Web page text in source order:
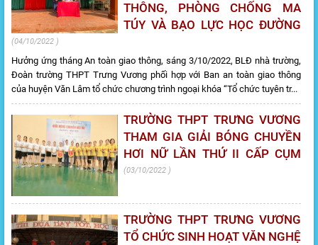
THÔNG, PHÒNG CHỐNG MA
TÚY VÀ BẠO LỰC HỌC ĐƯỜNG
04/10/2022
Hưởng ứng tháng An toàn giao thông, sáng 3/10/2022, BLĐ nhà trường,
Đoàn trường THPT Trưng Vương phối hợp với Ban an toàn giao thông
của huyện Văn Lâm tổ chức chương trình ngoại khóa “Tổ chức tuyên tr...
TRƯỜNG THPT TRƯNG VƯƠNG
THAM GIA GIẢI BÓNG CHUYỀN
HƠI NỮ LẦN THỨ II CẤP CỤM
03/10/2022
TRƯỜNG THPT TRƯNG VƯƠNG
TỔ CHỨC SINH HOẠT VĂN NGHỆ